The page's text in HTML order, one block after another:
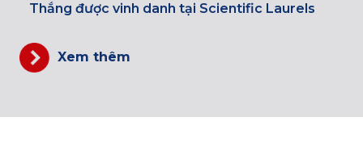
Thắng được vinh danh tại Scientific Laurels
Xem thêm